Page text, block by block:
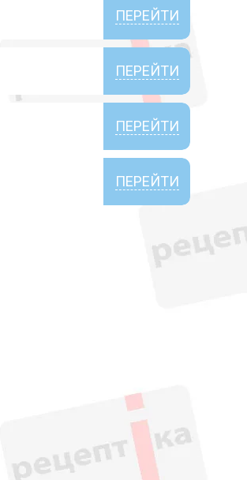
ПЕРЕЙТИ
ПЕРЕЙТИ
ПЕРЕЙТИ
ПЕРЕЙТИ